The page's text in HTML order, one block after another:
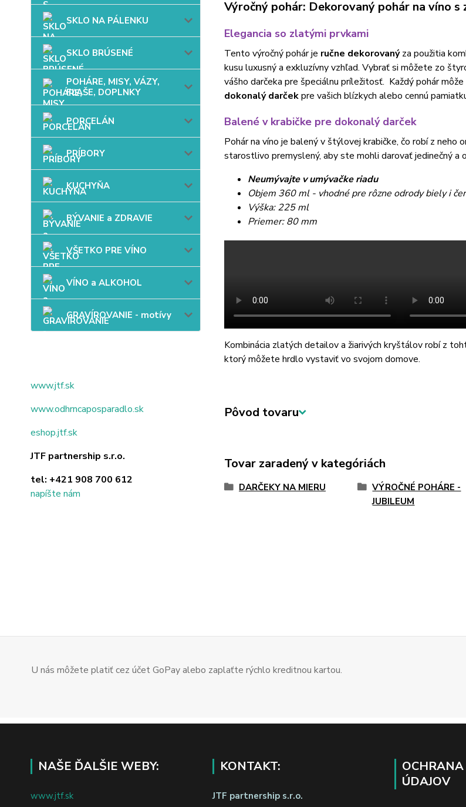
SKLO NA PÁLENKU
SKLO BRÚSENÉ
POHÁRE, MISY, VÁZY,
FĽAŠE, DOPLNKY
PORCELÁN
PRÍBORY
KUCHYŇA
BÝVANIE a ZDRAVIE
VŠETKO PRE VÍNO
VÍNO a ALKOHOL
GRAVÍROVANIE - motívy
www.jtf.sk
www.odhrncaposparadlo.sk
eshop.jtf.sk
JTF partnership s.r.o.
tel: +421 908 700 612
napíšte nám
Výročný pohár: Dekorovaný pohár na víno
Elegancia so zlatými prvkami
Tento výročný pohár je ručne dekorovanýza použitia
kusu luxusný a exkluzívny vzhľad. Vybrať si môžete zo
vášho darčeka pre špeciálnu príležitosť. Každý pohár
dokonalý darčekpre vašich blízkych alebo cennú
Balené v krabičke pre dokonalý darček
Pohár na víno je balený v štýlovej krabičke, čo robí z neho
starostlivo premyslený, aby ste mohli darovať jedinečný a
Neumývajte v umývačke riadu
Objem 360 ml - vhodné pre rôzne odrody biely i
Výška: 225 ml
Priemer: 80 mm
Kombinácia zlatých detailov a žiarivých kryštálov robí z
ktorý môžete hrdlo vystaviť vo svojom domove.
Pôvod tovaru
Tovar zaradený v kategóriách
DARČEKY NA MIERU
VÝROČNÉ POHÁRE -
JUBILEUM
U nás môžete platiť cez účet GoPay alebo zaplaťte rýchlo kreditnou kartou.
NAŠE ĎALŠIE WEBY:
www.jtf.sk
KONTAKT:
JTF partnership s.r.o.
OCHRANA
ÚDAJOV